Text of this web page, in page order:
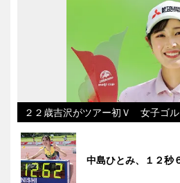
２２歳吉沢がツアー初Ｖ 女子ゴ
中島ひとみ、１２秒